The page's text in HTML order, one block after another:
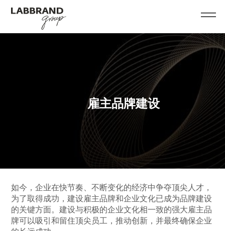
雇主品牌建设
如今，企业在快节奏、不断变化的经济中争夺顶尖人才，
为了取得成功，建设雇主品牌和企业文化已成为品牌建设
的关键方面。建设与积极的企业文化相一致的强大雇主品
牌可以吸引和留住顶尖员工，推动创新，并最终确保企业